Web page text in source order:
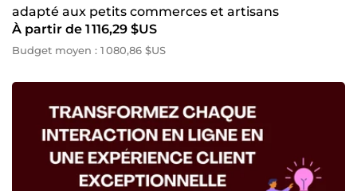
adapté aux petits commerces et artisans
À partir de 1 116,29 $US
Budget moyen : 1 080,86 $US